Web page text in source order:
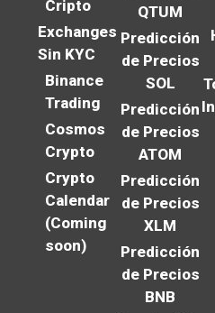
Cripto
Exchanges
Sin KYC
Binance
Trading
Cosmos
Crypto
Crypto
Calendar
(Coming
soon)
QTUM
Predicción
de Precios
SOL
Predicción
de Precios
ATOM
Predicción
de Precios
XLM
Predicción
de Precios
BNB